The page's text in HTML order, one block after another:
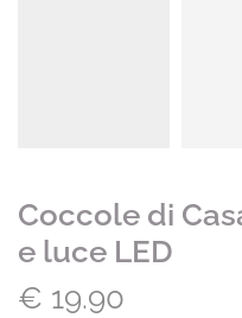
Coccole di
e luce LED
€ 19.90